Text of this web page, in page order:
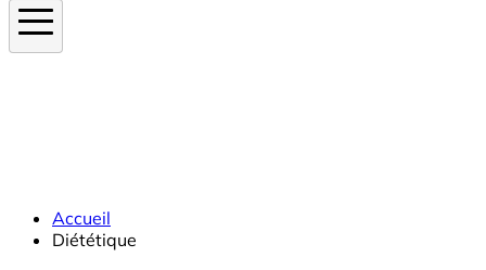
Accueil
Diététique